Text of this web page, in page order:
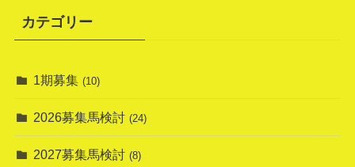
カテゴリー
1期募集 (10)
2026募集馬検討 (24)
2027募集馬検討 (8)